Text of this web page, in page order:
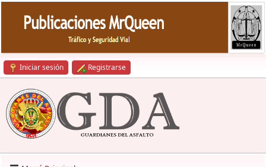
Iniciar sesión Registrarse